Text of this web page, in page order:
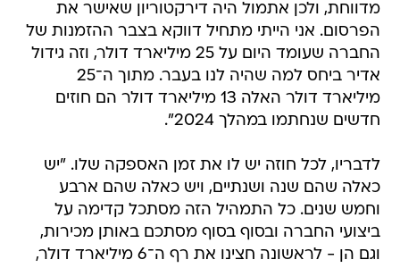
מדווחת, ולכן אתמול היה דירקטוריון שאישר את
הפרסום. אני הייתי מתחיל דווקא בצבר ההזמנות של
החברה שעומד היום על 25 מיליארד דולר, וזה גידול
אדיר ביחס למה שהיה לנו בעבר. מתוך ה־25
מיליארד דולר האלה 13 מיליארד דולר הם חוזים
חדשים שנחתמו במהלך 2024".
לדבריו, לכל חוזה יש לו את זמן האספקה שלו. "יש
כאלה שהם שנה ושנתיים, ויש כאלה שהם ארבע
וחמש שנים. כל התמהיל הזה מסתכל קדימה על
ביצועי החברה ובסוף בסוף מסתכם באותן מכירות,
וגם הן - לראשונה חצינו את רף ה־6 מיליארד דולר,